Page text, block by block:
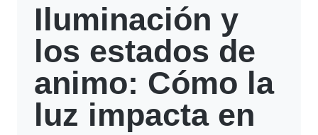
Iluminación y
los estados de
animo: Cómo la
luz impacta en